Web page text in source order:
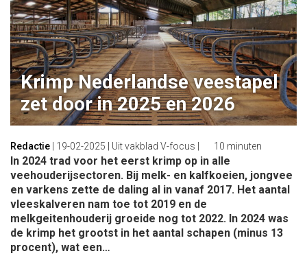
Krimp Nederlandse veestapel
zet door in 2025 en 2026
Redactie 19-02-2025 | Uit vakblad V-focus | 10 minuten
In 2024 trad voor het eerst krimp op in alle
veehouderijsectoren. Bij melk- en kalfkoeien, jongvee
en varkens zette de daling al in vanaf 2017. Het aantal
vleeskalveren nam toe tot 2019 en de
melkgeitenhouderij groeide nog tot 2022. In 2024 was
de krimp het grootst in het aantal schapen (minus 13
procent), wat een…